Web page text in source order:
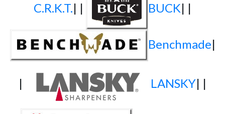
C.R.K.T.| | BUCK| |
Benchmade|
| LANSKY| |